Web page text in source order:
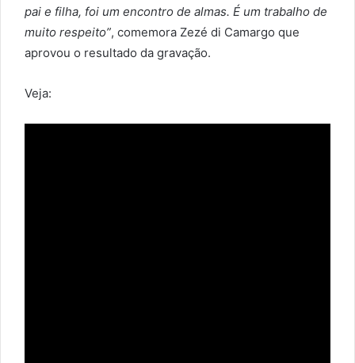
pai e filha, foi um encontro de almas. É um trabalho de
muito respeito”, comemora Zezé di Camargo que
aprovou o resultado da gravação.
Veja: